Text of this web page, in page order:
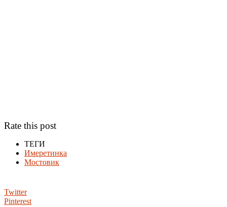
Rate this post
ТЕГИ
Имеретинка
Мостовик
Twitter
Pinterest